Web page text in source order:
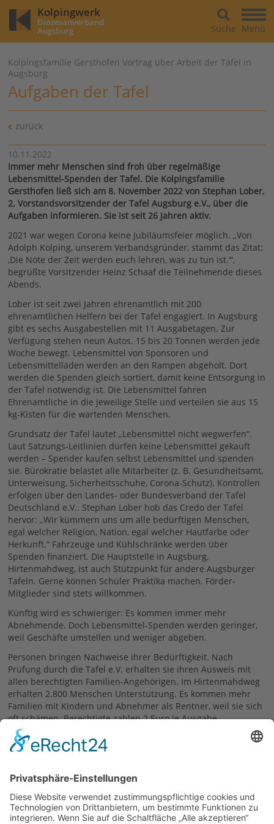
Kolpingwerk
Diözesanverband
Augsburg Menü
Suche
Kolpingsfamilie Gersthofen Vortrag über Arbeit der Tafel in
Augsburg
Aufgaben der Tafel
zurück
10.11.2022
Immer mehr Menschen sind froh über regelmäßige
Lebensmittel-Spenden der Tafel. Die Kolpingsfamilie
Gersthofen ließ sich am 8. November 2022 von Stephan Lober,
2. Vorstandsvorsitzender der Tafel Augsburg e.V., über die
Aufgaben informieren. Sie ist seit 26 Jahren aktiv.
2021 war wegen Corona keine Jubiläumsfeier möglich. „Von
Adolph Kolping, unserem Verbandsgründer, stammt das Zitat:
‚Die Nöte der Zeit werden euch lehren, was zu tun ist.‘“,
begrüßte Vorsitzender Heinz Schaaf die Teilnehmende dieses
Abends.
Lober ist seit zwei Jahren ehrenamtlich mit 200
ehrenamtlichen Helfern bei der Tafel engagiert. In Augsburg
gibt es sechs Ausgabestellen mit 11 Ausgabetagen. Zur
Verfügung stehen neun Autos. 15 bis 20 Tonnen werden jede
Woche bewegt. Lebensmittel von Sponsoren und
Lebensmittelläden werden an den Rampen abgeholt. Dort
werden die Spenden gleich sortiert, damit keine Entsorgung in
der Tafel notwendig ist. Die Lebensmittel fahren
Ehrenamtliche in die jeweilige Stelle und verteilen sie aus 15
kg-Kisten für die wartenden Menschen.
Grundsatz der Tafel lautet „Lebensmittel nicht wegwerfen“.
Laut Satzungs-Leitlinien dürfen keine Lebensmittel gekauft
werden – Spender kaufen selbst Lebensmittel und spenden
sie. Bürokratie belastet alle Mitarbeiter (z. B. Gesundheitsamt,
Unterweisung, Sicherheitsschuhe, Corona-Schutz). Kontrollen
erfolgen über den Landes- oder Bundesverband der Tafel
Deutschland e.V.. Stephan Lober hob das Credo der Tafel
hervor: „Wir kümmern uns um alle bedürftigen Menschen,
egal welcher Religion, Nation, egal welcher Hautfarbe oder
Herkunft.“ Fahrzeuge und Kühlschränke werden über
Spenden finanziert. Die Hauptstelle in Augsburg,
Hirtenmahdweg, ist auch Stützpunkt für andere Augsburger
Tafeln. Gerne können Schüler Praktika machen. Förder-
Mitglieder sind stets willkommen.
Künftig wird es schwieriger: Es kommen immer mehr
Abnehmende. Doch Lebensmittel-Spenden werden geringer,
weil Geschäfte umstellen und weniger abgeben.
Personen bringen Nachweise ihrer Bedürftigkeit. Nach
Prüfung durch die Tafel e.V. erhalten sie ihren Ausweis mit
allen berechtigten Familien-Angehörigen. Im Hirtenmahdweg
erhalten 2.800 Menschen Unterstützung. Es kommen mehr
Familien mit Kindern und Abnehmer als Rentner, weil sie sich
oft schämen. Berechtigte zahlen 2 Euro je Ausgabe.
Dagmar Benz
zurück